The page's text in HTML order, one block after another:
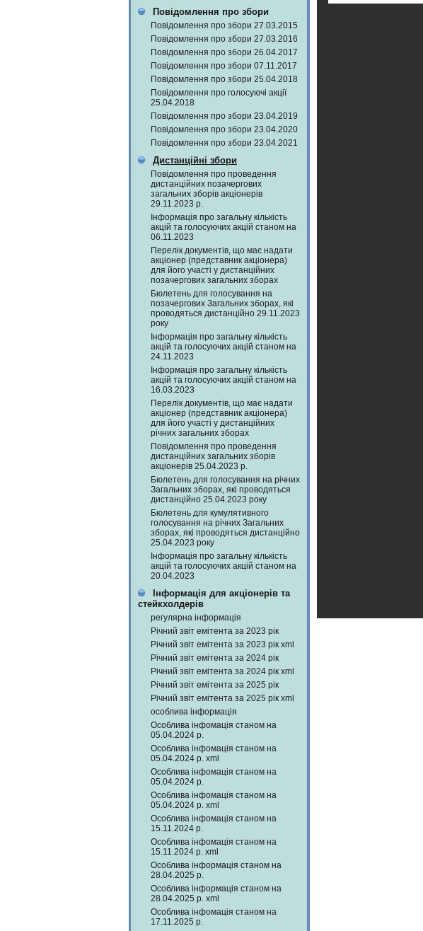
Повідомлення про збори
Повідомлення про збори 27.03.2015
Повідомлення про збори 27.03.2016
Повідомлення про збори 26.04.2017
Повідомлення про збори 07.11.2017
Повідомлення про збори 25.04.2018
Повідомлення про голосуючі акції
25.04.2018
Повідомлення про збори 23.04.2019
Повідомлення про збори 23.04.2020
Повідомлення про збори 23.04.2021
Дистанційні збори
Повідомлення про проведення
дистанційних позачергових
загальних зборів акціонерів
29.11.2023 р.
Інформація про загальну кількість
акцій та голосуючих акцій станом на
06.11.2023
Перелік документів, що має надати
акціонер (представник акціонера)
для його участі у дистанційних
позачергових загальних зборах
Бюлетень для голосування на
позачергових Загальних зборах, які
проводяться дистанційно 29.11.2023
року
Інформація про загальну кількість
акцій та голосуючих акцій станом на
24.11.2023
Інформація про загальну кількість
акцій та голосуючих акцій станом на
16.03.2023
Перелік документів, що має надати
акціонер (представник акціонера)
для його участі у дистанційних
річних загальних зборах
Повідомлення про проведення
дистанційних загальних зборів
акціонерів 25.04.2023 р.
Бюлетень для голосування на річних
Загальних зборах, які проводяться
дистанційно 25.04.2023 року
Бюлетень для кумулятивного
голосування на річних Загальних
зборах, які проводяться дистанційно
25.04.2023 року
Інформація про загальну кількість
акцій та голосуючих акцій станом на
20.04.2023
Інформація для акціонерів та
стейкхолдерів
регулярна інформація
Річний звіт емітента за 2023 рік
Річний звіт емітента за 2023 рік xml
Річний звіт емітента за 2024 рік
Річний звіт емітента за 2024 рік xml
Річний звіт емітента за 2025 рік
Річний звіт емітента за 2025 рік xml
особлива інформація
Особлива інфомація станом на
05.04.2024 р.
Особлива інфомація станом на
05.04.2024 р. xml
Особлива інфомація станом на
05.04.2024 р.
Особлива інфомація станом на
05.04.2024 р. xml
Особлива інфомація станом на
15.11.2024 р.
Особлива інфомація станом на
15.11.2024 р. xml
Особлива інформація станом на
28.04.2025 р.
Особлива інформація станом на
28.04.2025 р. xml
Особлива інфомація станом на
17.11.2025 р.